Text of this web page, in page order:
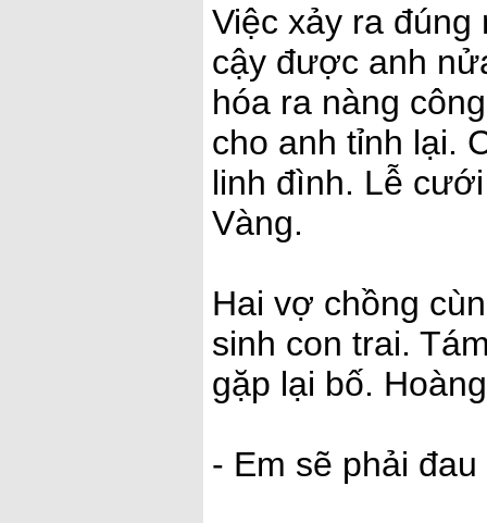
Việc xảy ra
cậy được anh
hóa ra nàng
cho anh tỉnh lại.
linh đình. Lễ
Vàng.
Hai vợ chồng
sinh con trai.
gặp lại bố.
- Em sẽ phải